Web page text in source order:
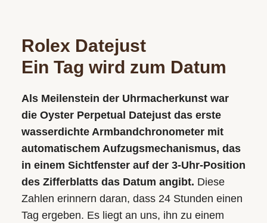
Rolex Datejust
Ein Tag wird zum Datum
Als Meilenstein der Uhrmacherkunst war
die Oyster Perpetual Datejust das erste
wasserdichte Armbandchronometer mit
automatischem Aufzugs­mechanismus, das
in einem Sichtfenster auf der 3‑Uhr-Position
des Zifferblatts das Datum angibt. Diese
Zahlen erinnern daran, dass 24 Stunden einen
Tag ergeben. Es liegt an uns, ihn zu einem